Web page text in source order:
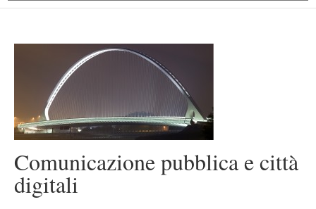
Comunicazione pubblica e città
digitali